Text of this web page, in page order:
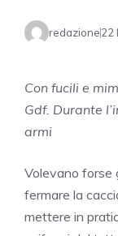
redazione22
Con fucili e
Gdf. Durante
armi
Volevano forse
fermare la
mettere in